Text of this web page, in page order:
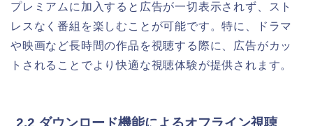
プレミアムに加入すると広告が一切表示されず、スト
レスなく番組を楽しむことが可能です。特に、ドラマ
や映画など長時間の作品を視聴する際に、広告がカッ
トされることでより快適な視聴体験が提供されます。
2.2 ダウンロード機能によるオフライン視聴